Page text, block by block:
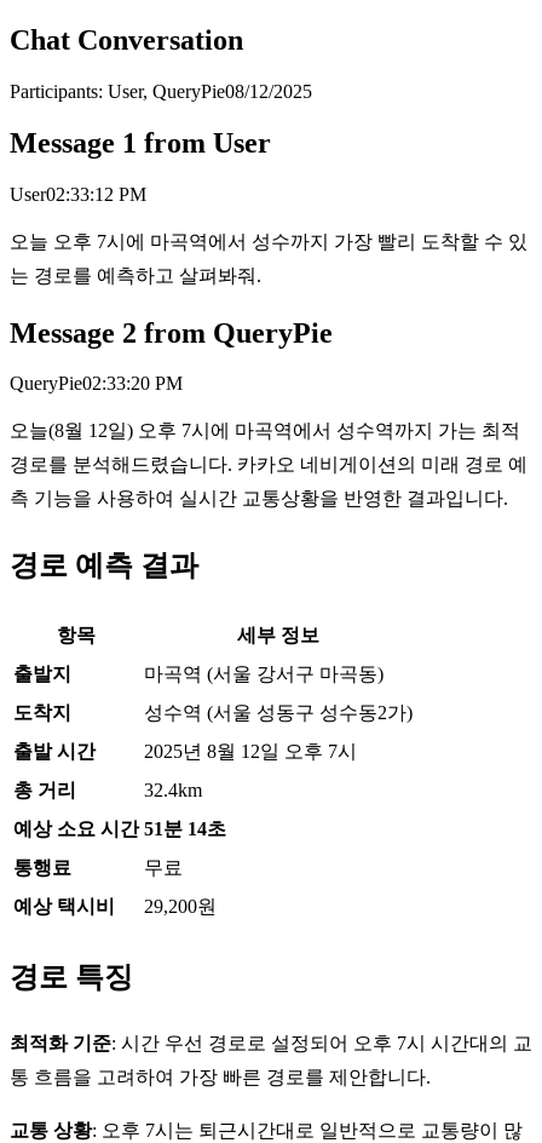
Chat Conversation
Participants: User, QueryPie08/12/2025
Message 1 from User
User02:33:12 PM
오늘 오후 7시에 마곡역에서 성수까지 가장 빨리 도착할 수 있
는 경로를 예측하고 살펴봐줘.
Message 2 from QueryPie
QueryPie02:33:20 PM
오늘(8월 12일) 오후 7시에 마곡역에서 성수역까지 가는 최적
경로를 분석해드렸습니다. 카카오 네비게이션의 미래 경로 예
측 기능을 사용하여 실시간 교통상황을 반영한 결과입니다.
경로 예측 결과
항목
세부 정보
출발지
마곡역 (서울 강서구 마곡동)
도착지
성수역 (서울 성동구 성수동2가)
출발 시간
2025년 8월 12일 오후 7시
총 거리
32.4km
예상 소요 시간 51분 14초
통행료
무료
예상 택시비
29,200원
경로 특징
최적화 기준: 시간 우선 경로로 설정되어 오후 7시 시간대의 교
통 흐름을 고려하여 가장 빠른 경로를 제안합니다.
교통 상황: 오후 7시는 퇴근시간대로 일반적으로 교통량이 많